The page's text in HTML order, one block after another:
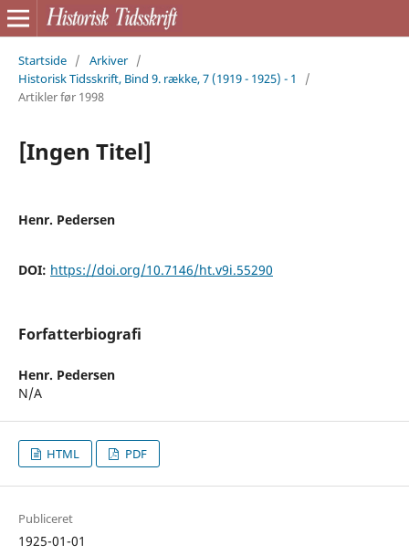
Startside / Arkiver /
Historisk Tidsskrift, Bind 9. række, 7 (1919 - 1925) - 1
/
Artikler før 1998
[Ingen Titel]
Henr. Pedersen
DOI: https://doi.org/10.7146/ht.v9i.55290
Forfatterbiografi
Henr. Pedersen
N/A
HTML PDF
Publiceret
1925-01-01